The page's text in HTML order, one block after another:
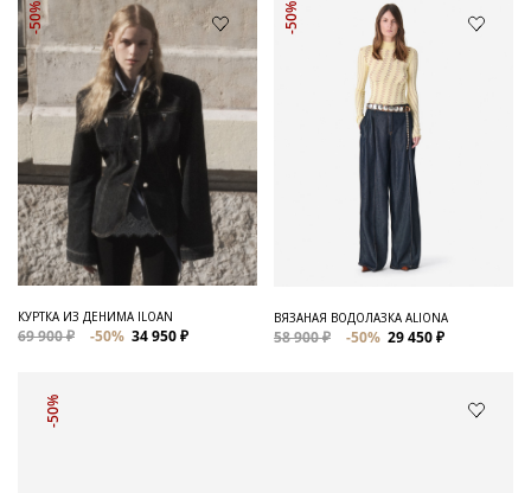
-50%
КУРТКА ИЗ ДЕНИМА ILOAN
69 900 ₽ -50% 34 950 ₽
-50%
ВЯЗАНАЯ ВОДОЛАЗКА ALIONA
58 900 ₽ -50% 29 450 ₽
-50%